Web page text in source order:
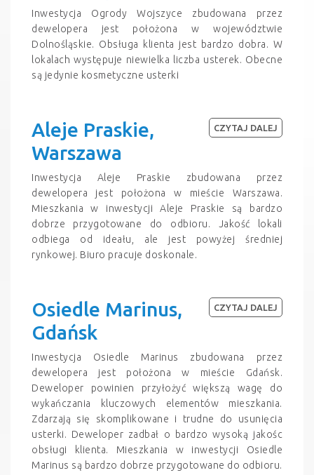
Inwestycja Ogrody Wojszyce zbudowana przez
dewelopera jest położona w województwie
Dolnośląskie. Obsługa klienta jest bardzo dobra. W
lokalach występuje niewielka liczba usterek. Obecne
są jedynie kosmetyczne usterki
Aleje Praskie,
Warszawa
Inwestycja Aleje Praskie zbudowana przez
dewelopera jest położona w mieście Warszawa.
Mieszkania w inwestycji Aleje Praskie są bardzo
dobrze przygotowane do odbioru. Jakość lokali
odbiega od ideału, ale jest powyżej średniej
rynkowej. Biuro pracuje doskonale.
CZYTAJ DALEJ
Osiedle Marinus,
Gdańsk
Inwestycja Osiedle Marinus zbudowana przez
dewelopera jest położona w mieście Gdańsk.
Deweloper powinien przyłożyć większą wagę do
wykańczania kluczowych elementów mieszkania.
Zdarzają się skomplikowane i trudne do usunięcia
usterki. Deweloper zadbał o bardzo wysoką jakośc
obsługi klienta. Mieszkania w inwestycji Osiedle
Marinus są bardzo dobrze przygotowane do odbioru.
CZYTAJ DALEJ